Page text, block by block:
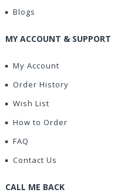
Blogs
MY ACCOUNT & SUPPORT
My Account
Order History
Wish List
How to Order
FAQ
Contact Us
CALL ME BACK